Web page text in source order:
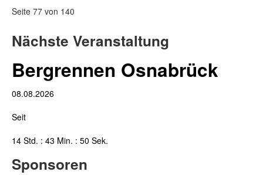
Seite 77 von 140
Nächste Veranstaltung
Bergrennen Osnabrück
08.08.2026
Seit
14 Std. : 43 Min. : 50 Sek.
Sponsoren